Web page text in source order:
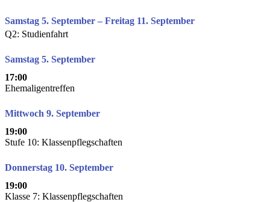
Samstag 5. September – Freitag 11. September
Q2: Studienfahrt
Samstag 5. September
17:00
Ehemaligentreffen
Mittwoch 9. September
19:00
Stufe 10: Klassenpflegschaften
Donnerstag 10. September
19:00
Klasse 7: Klassenpflegschaften